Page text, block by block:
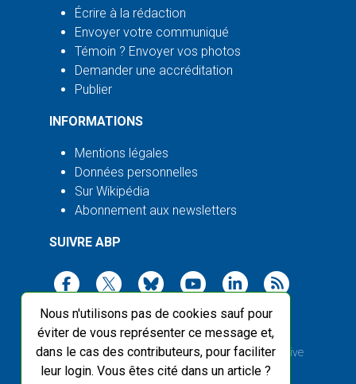
Nous n'utilisons pas de cookies sauf pour
éviter de vous représenter ce message et,
dans le cas des contributeurs, pour faciliter
leur login. Vous êtes cité dans un article ?
Écrire à la rédaction
Envoyer votre communiqué
Témoin ? Envoyer vos photos
Demander une accréditation
Publier
INFORMATIONS
Mentions légales
Données personnelles
Sur Wikipédia
Abonnement aux newsletters
SUIVRE ABP
2003-2026 ©Agence Bretagne Presse, sauf Creative
Commons